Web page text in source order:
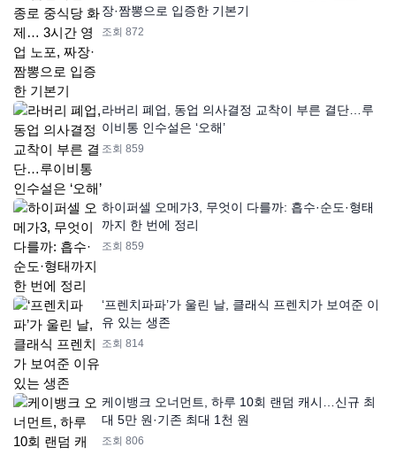
장·짬뽕으로 입증한 기본기
조회 872
라버리 폐업, 동업 의사결정 교착이 부른 결단…루
이비통 인수설은 ‘오해’
조회 859
하이퍼셀 오메가3, 무엇이 다를까: 흡수·순도·형태
까지 한 번에 정리
조회 859
‘프렌치파파’가 울린 날, 클래식 프렌치가 보여준 이
유 있는 생존
조회 814
케이뱅크 오너먼트, 하루 10회 랜덤 캐시…신규 최
대 5만 원·기존 최대 1천 원
조회 806